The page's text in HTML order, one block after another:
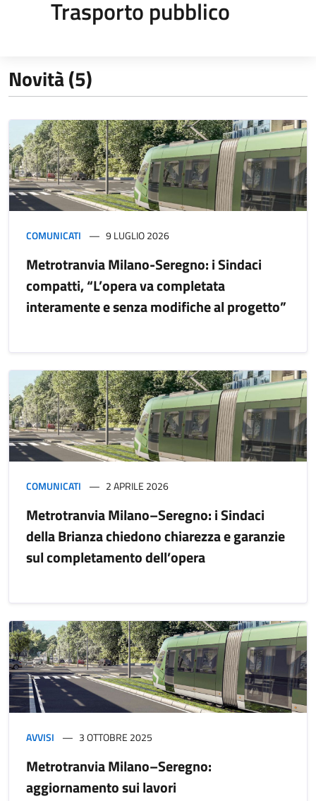
Trasporto pubblico
Novità (5)
COMUNICATI 9 LUGLIO 2026
Metrotranvia Milano-Seregno: i Sindaci
compatti, “L’opera va completata
interamente e senza modifiche al progetto”
COMUNICATI 2 APRILE 2026
Metrotranvia Milano–Seregno: i Sindaci
della Brianza chiedono chiarezza e garanzie
sul completamento dell’opera
AVVISI 3 OTTOBRE 2025
Metrotranvia Milano–Seregno:
aggiornamento sui lavori